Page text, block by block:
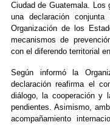
Ciudad de Guatemala. Los
una declaración
Organización de los
mecanismos de
con el diferendo territorial
Según informó la
declaración reafirma el
diálogo, la cooperación y
pendientes. Asimismo,
acompañamiento